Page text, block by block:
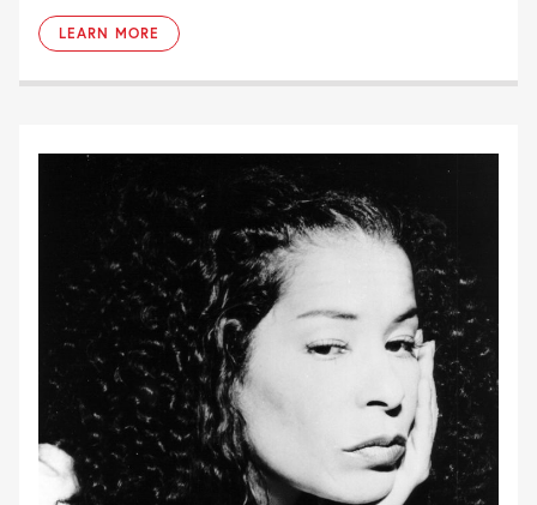
LEARN MORE